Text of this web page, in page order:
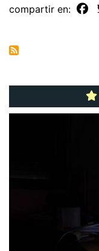
compartir en: